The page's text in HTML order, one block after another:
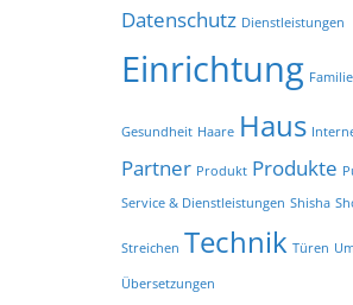
Datenschutz Dienstleistungen
Einrichtung Familie
Gesundheit Haare Haus
Partner Produkt Produkte
Service & Dienstleistungen Shisha
Streichen Technik Türen
Übersetzungen